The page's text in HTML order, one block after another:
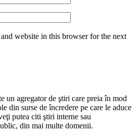
website in this browser for the next
un agregator de ştiri care preia în mod
din surse de încredere pe care le aduce
putea citi ştiri interne sau
din mai multe domenii.